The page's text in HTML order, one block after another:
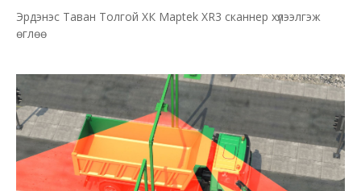
Эрдэнэс Таван Толгой ХК Maptek XR3 сканнер хүлээлгэж
өглөө